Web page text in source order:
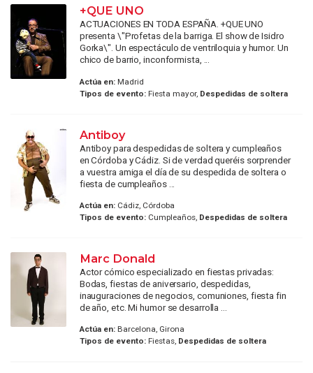
+QUE UNO
ACTUACIONES EN TODA ESPAÑA. +QUE UNO
presenta \"Profetas de la barriga. El show de Isidro
Gorka\". Un espectáculo de ventriloquia y humor. Un
chico de barrio, inconformista, ...
Actúa en:Madrid
Tipos de evento:Fiesta mayor, Despedidas de soltera
Antiboy
Antiboy para despedidas de soltera y cumpleaños
en Córdoba y Cádiz. Si de verdad queréis sorprender
a vuestra amiga el día de su despedida de soltera o
fiesta de cumpleaños ...
Actúa en:Cádiz, Córdoba
Tipos de evento:Cumpleaños, Despedidas de soltera
Marc Donald
Actor cómico especializado en fiestas privadas:
Bodas, fiestas de aniversario, despedidas,
inauguraciones de negocios, comuniones, fiesta fin
de año, etc. Mi humor se desarrolla ...
Actúa en:Barcelona, Girona
Tipos de evento:Fiestas, Despedidas de soltera